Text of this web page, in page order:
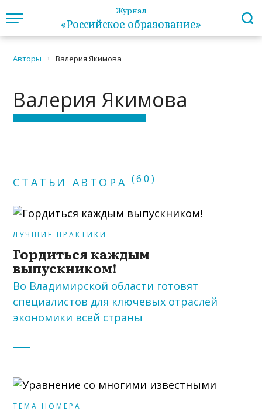
Журнал
«Российское образование»
Авторы › Валерия Якимова
Валерия Якимова
СТАТЬИ АВТОРА (60)
ЛУЧШИЕ ПРАКТИКИ
Гордиться каждым
выпускником!
Во Владимирской области готовят
специалистов для ключевых отраслей
экономики всей страны
ТЕМА НОМЕРА